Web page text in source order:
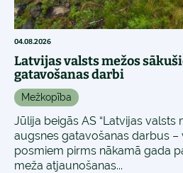
04.08.2026
Latvijas valsts mežos
gatavošanas darbi
Mežkopība
Jūlija beigās AS “Latvijas valsts
augsnes gatavošanas darbus –
posmiem pirms nākamā gada
meža atjaunošanas...